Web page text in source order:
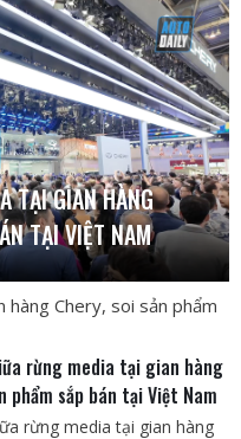
TẠI GIAN HÀNG
TẠI VIỆT NAM
hàng Chery, soi sản phẩm
rừng media tại gian hàng
phẩm sắp bán tại Việt Nam
rừng media tại gian hàng